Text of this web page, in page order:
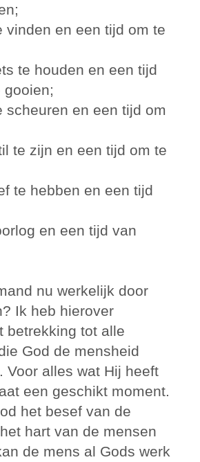
vinden en een tijd om te
te houden en een tijd
gooien;
scheuren en een tijd om
te zijn en een tijd om te
te hebben en een tijd
en een tijd van
nu werkelijk door
Ik heb hierover
betrekking tot alle
God de mensheid
Voor alles wat Hij heeft
een geschikt moment.
het besef van de
hart van de mensen
de mens al Gods werk